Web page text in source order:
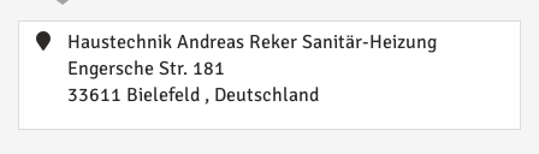
Haustechnik Andreas Reker Sanitär-Heizung
Engersche Str. 181
33611 Bielefeld , Deutschland